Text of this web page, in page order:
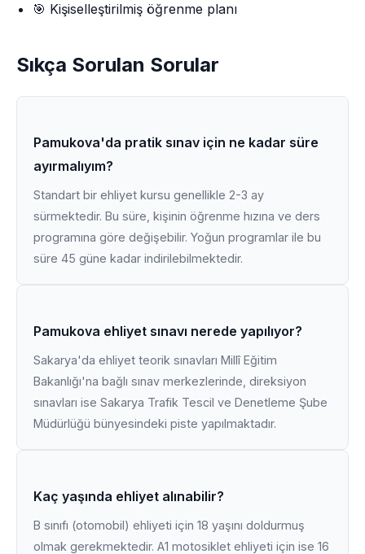
🎯 Kişiselleştirilmiş öğrenme planı
Sıkça Sorulan Sorular
Pamukova'da pratik sınav için ne kadar süre
ayırmalıyım?
Standart bir ehliyet kursu genellikle 2-3 ay
sürmektedir. Bu süre, kişinin öğrenme hızına ve ders
programına göre değişebilir. Yoğun programlar ile bu
süre 45 güne kadar indirilebilmektedir.
Pamukova ehliyet sınavı nerede yapılıyor?
Sakarya'da ehliyet teorik sınavları Millî Eğitim
Bakanlığı'na bağlı sınav merkezlerinde, direksiyon
sınavları ise Sakarya Trafik Tescil ve Denetleme Şube
Müdürlüğü bünyesindeki piste yapılmaktadır.
Kaç yaşında ehliyet alınabilir?
B sınıfı (otomobil) ehliyeti için 18 yaşını doldurmuş
olmak gerekmektedir. A1 motosiklet ehliyeti için ise 16